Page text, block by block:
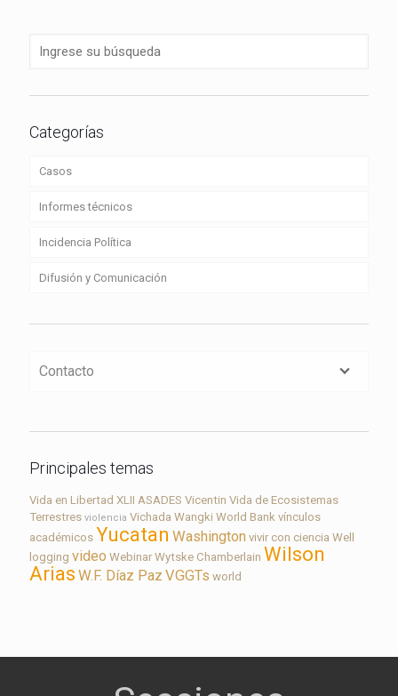
Categorías
Casos
Informes técnicos
Incidencia Política
Difusión y Comunicación
Contacto
Principales temas
Vida en Libertad XLII ASADES Vicentin Vida de Ecosistemas
Terrestres violencia Vichada Wangki World Bank vínculos
académicos Yucatan Washington vivir con ciencia Well
logging video Webinar Wytske Chamberlain Wilson
Arias W.F. Díaz Paz VGGTs world